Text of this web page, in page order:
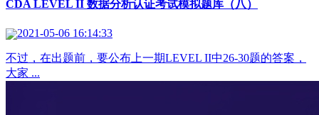
CDA LEVEL II 数据分析认证考试模拟题库（八）
2021-05-06 16:14:33
不过，在出题前，要公布上一期LEVEL II中26-30题的答案，
大家 ...